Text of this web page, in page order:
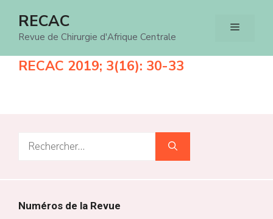
RECAC
Revue de Chirurgie d'Afrique Centrale
Menu
RECAC 2019; 3(16): 30-33
Rechercher :
Numéros de la Revue